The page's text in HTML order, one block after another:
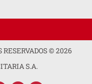
RESERVADOS ©2026
S.A.